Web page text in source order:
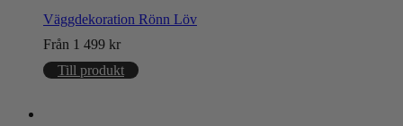
Väggdekoration Rönn Löv
Från 1 499 kr
Till produkt